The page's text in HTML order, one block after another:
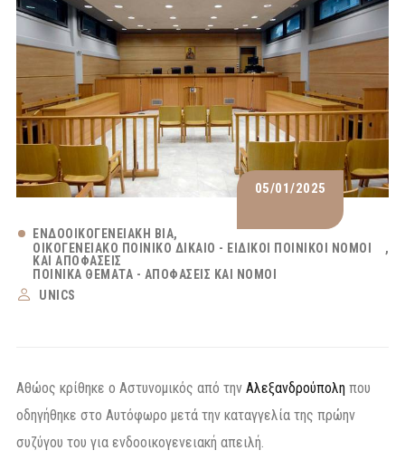
05/01/2025
ΕΝΔΟΟΙΚΟΓΕΝΕΙΑΚΉ ΒΊΑ
ΟΙΚΟΓΕΝΕΙΑΚΌ ΠΟΙΝΙΚΌ ΔΊΚΑΙΟ - ΕΙΔΙΚΟΊ ΠΟΙΝΙΚΟΊ ΝΌΜΟΙ
ΚΑΙ ΑΠΟΦΆΣΕΙΣ
ΠΟΙΝΙΚΆ ΘΈΜΑΤΑ - ΑΠΟΦΆΣΕΙΣ ΚΑΙ ΝΌΜΟΙ
UNICS
Αθώος κρίθηκε ο Αστυνομικός από την Αλεξανδρούπολη που
οδηγήθηκε στο Αυτόφωρο μετά την καταγγελία της πρώην
συζύγου του για ενδοοικογενειακή απειλή.